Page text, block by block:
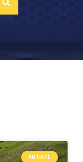
ARTIKEL